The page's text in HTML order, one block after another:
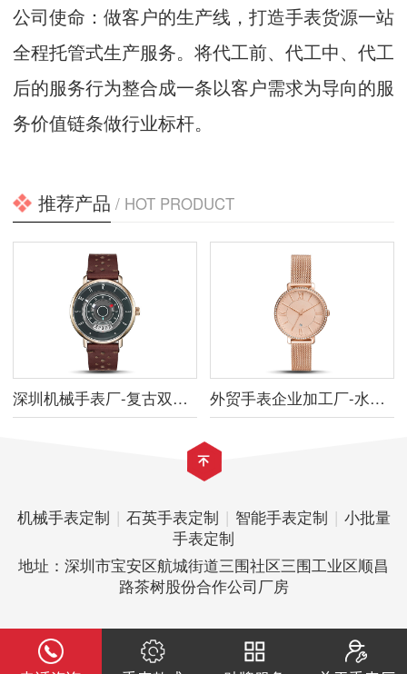
公司使命：做客户的生产线，打造手表货源一站
全程托管式生产服务。将代工前、代工中、代工
后的服务行为整合成一条以客户需求为导向的服
务价值链条做行业标杆。
推荐产品 / HOT PRODUCT
深圳机械手表厂-复古双层表盘礼服手表款式 外贸手表企业加工厂-水钻玫瑰金女士石英表样品
机械手表定制 | 石英手表定制 | 智能手表定制 | 小批量
手表定制
地址：深圳市宝安区航城街道三围社区三围工业区顺昌
路茶树股份合作公司厂房